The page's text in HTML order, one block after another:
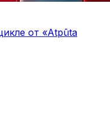
от «Atpūta